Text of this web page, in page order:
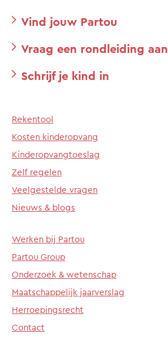
Vind jouw Partou
Vraag een rondleiding aan
Schrijf je kind in
Rekentool
Kosten kinderopvang
Kinderopvangtoeslag
Zelf regelen
Veelgestelde vragen
Nieuws & blogs
Werken bij Partou
Partou Group
Onderzoek & wetenschap
Maatschappelijk jaarverslag
Herroepingsrecht
Contact